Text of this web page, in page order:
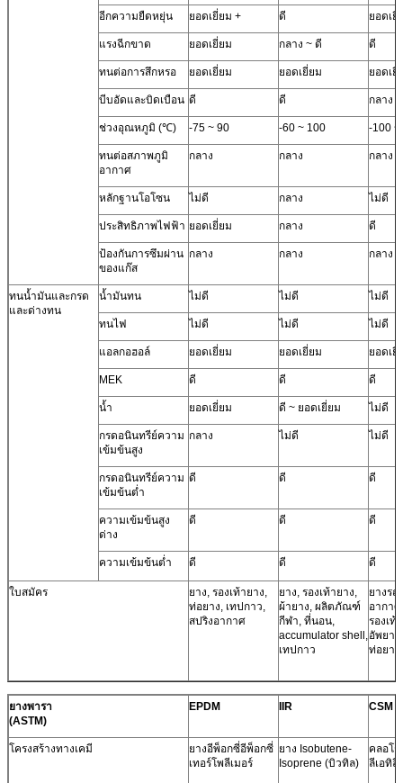
อีกความยืดหยุ่น ยอดเยี่ยม + ดี ยอดเยี่
แรงฉีกขาด ยอดเยี่ยม กลาง ~ ดี ดี
ทนต่อการสึกหรอ ยอดเยี่ยม ยอดเยี่ยม ยอดเยี่
บีบอัดและบิดเบือน ดี ดี กลาง
ช่วงอุณหภูมิ (℃) -75 ~ 90 -60 ~ 100 -100 ~
ทนต่อสภาพภูมิ
อากาศ
กลาง กลาง กลาง
หลักฐานโอโซน ไม่ดี กลาง ไม่ดี
ประสิทธิภาพไฟฟ้า ยอดเยี่ยม กลาง ดี
ป้องกันการซึมผ่าน
ของแก๊ส
กลาง กลาง กลาง
ทนน้ำมันและกรด
และด่างทน
น้ำมันทน ไม่ดี ไม่ดี ไม่ดี
ทนไฟ ไม่ดี ไม่ดี ไม่ดี
แอลกอฮอล์ ยอดเยี่ยม ยอดเยี่ยม ยอดเยี่
MEK ดี ดี ดี
น้ำ ยอดเยี่ยม ดี ~ ยอดเยี่ยม ไม่ดี
กรดอนินทรีย์ความ
เข้มข้นสูง
กลาง ไม่ดี ไม่ดี
กรดอนินทรีย์ความ
เข้มข้นต่ำ
ดี ดี ดี
ความเข้มข้นสูง
ด่าง
ดี ดี ดี
ความเข้มข้นต่ำ ดี ดี ดี
ใบสมัคร
ยาง, รองเท้ายาง,
ท่อยาง, เทปกาว,
สปริงอากาศ
ยาง, รองเท้ายาง,
ผ้ายาง, ผลิตภัณฑ์
กีฬา, ที่นอน,
accumulator shell,
เทปกาว
ยางร
อากา
รองเท้
อัพยาง
ท่อยาง
ยางพารา
(ASTM)
EPDM IIR CSM
โครงสร้างทางเคมี
ยางอีพ็อกซี่อีพ็อกซี่
เทอร์โพลีเมอร์
ยาง Isobutene-
Isoprene (บิวทิล)
คลอโ
ลีเอทิลี